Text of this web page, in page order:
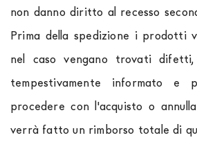
non danno diritto al recesso
Prima della spedizione i prodotti
nel caso vengano trovati difetti,
tempestivamente informato e
procedere con l'acquisto o
verrà fatto un rimborso totale di